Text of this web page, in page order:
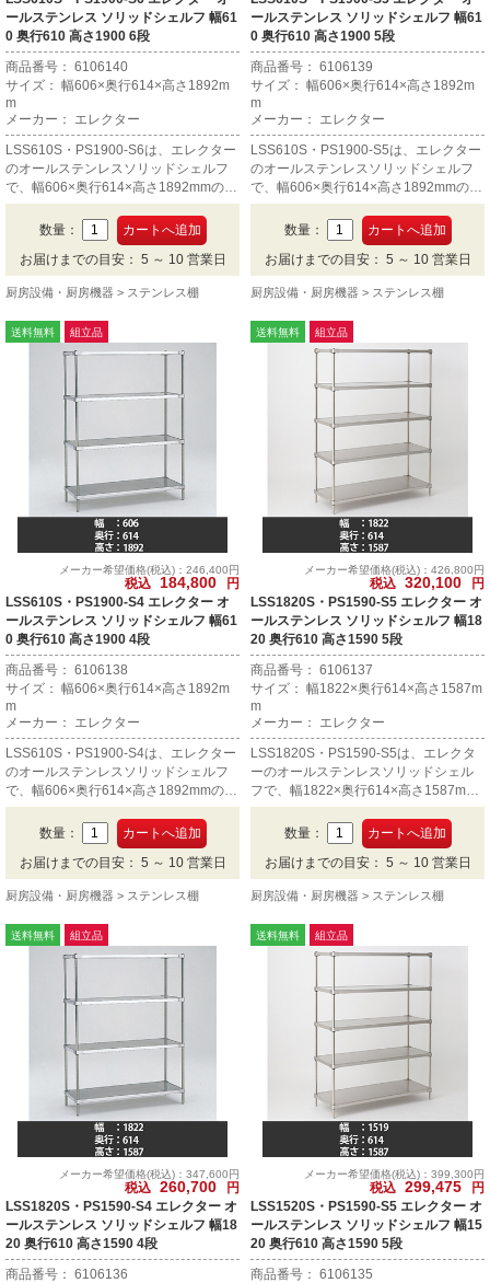
ールステンレス ソリッドシェルフ 幅61
0 奥行610 高さ1900 6段
商品番号： 6106140
サイズ： 幅606×奥行614×高さ1892m
m
メーカー： エレクター
LSS610S・PS1900-S6は、エレクター
のオールステンレスソリッドシェルフ
で、幅606×奥行614×高さ1892mmの6
段です。
数量：
お届けまでの目安： 5 ～ 10 営業日
厨房設備・厨房機器 ステンレス棚
ールステンレス ソリッドシェルフ 幅61
0 奥行610 高さ1900 5段
商品番号： 6106139
サイズ： 幅606×奥行614×高さ1892m
m
メーカー： エレクター
LSS610S・PS1900-S5は、エレクター
のオールステンレスソリッドシェルフ
で、幅606×奥行614×高さ1892mmの5
段です。
数量：
お届けまでの目安： 5 ～ 10 営業日
厨房設備・厨房機器 ステンレス棚
送料無料 組立品
メーカー希望価格(税込)：246,400円
税込 184,800
円
LSS610S・PS1900-S4 エレクター オ
ールステンレス ソリッドシェルフ 幅61
0 奥行610 高さ1900 4段
商品番号： 6106138
サイズ： 幅606×奥行614×高さ1892m
m
メーカー： エレクター
LSS610S・PS1900-S4は、エレクター
のオールステンレスソリッドシェルフ
で、幅606×奥行614×高さ1892mmの4
段です。
数量：
お届けまでの目安： 5 ～ 10 営業日
厨房設備・厨房機器 ステンレス棚
送料無料 組立品
メーカー希望価格(税込)：426,800円
税込 320,100
円
LSS1820S・PS1590-S5 エレクター オ
ールステンレス ソリッドシェルフ 幅18
20 奥行610 高さ1590 5段
商品番号： 6106137
サイズ： 幅1822×奥行614×高さ1587m
m
メーカー： エレクター
LSS1820S・PS1590-S5は、エレクタ
ーのオールステンレスソリッドシェル
フで、幅1822×奥行614×高さ1587mm
の5段です。
数量：
お届けまでの目安： 5 ～ 10 営業日
厨房設備・厨房機器 ステンレス棚
送料無料 組立品
メーカー希望価格(税込)：347,600円
税込 260,700
円
LSS1820S・PS1590-S4 エレクター オ
ールステンレス ソリッドシェルフ 幅18
20 奥行610 高さ1590 4段
商品番号： 6106136
送料無料 組立品
メーカー希望価格(税込)：399,300円
税込 299,475
円
LSS1520S・PS1590-S5 エレクター オ
ールステンレス ソリッドシェルフ 幅15
20 奥行610 高さ1590 5段
商品番号： 6106135